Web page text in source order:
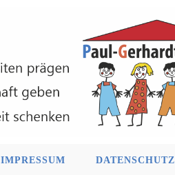
IMPRESSUM DATENSCHUTZ